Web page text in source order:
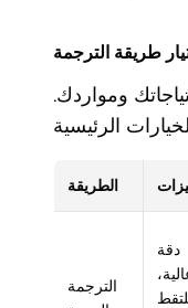
طريقة الترجمة
ومواردك.
الطريقة
الترجمة
دقة